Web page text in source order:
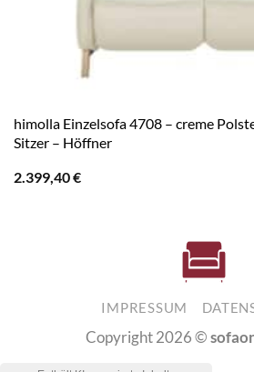
himolla Einzelsofa 4708 – creme
Sitzer – Höffner
2.399,40€
IMPRESSUM
Copyright 2026 ©